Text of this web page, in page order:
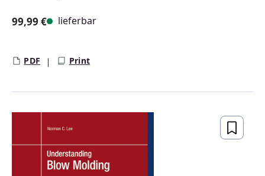
99,99 € lieferbar
PDF Print